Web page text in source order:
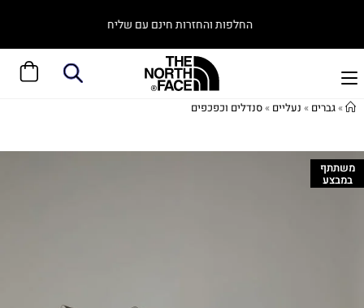
החלפות והחזרות חינם עם שליח
»גברים » נעליים »סנדלים וכפכפים
משתתף
במבצע